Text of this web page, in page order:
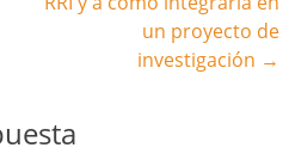
un proyecto de
investigación →